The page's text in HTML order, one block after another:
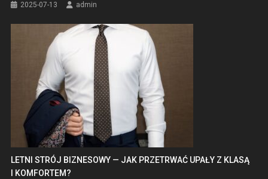
2025-07-13 admin
LETNI STRÓJ BIZNESOWY — JAK PRZETRWAĆ UPAŁY Z KLASĄ
I KOMFORTEM?